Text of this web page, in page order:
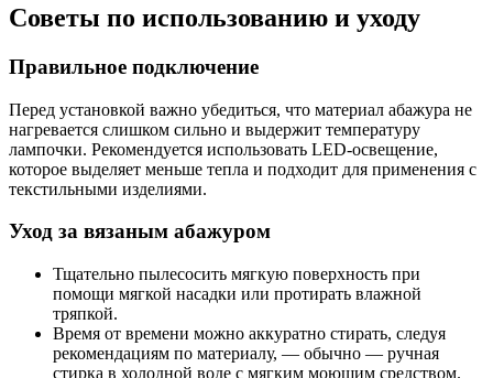
Советы по использованию и уходу
Правильное подключение
Перед установкой важно убедиться, что материал абажура не
нагревается слишком сильно и выдержит температуру
лампочки. Рекомендуется использовать LED-освещение,
которое выделяет меньше тепла и подходит для применения с
текстильными изделиями.
Уход за вязаным абажуром
Тщательно пылесосить мягкую поверхность при
помощи мягкой насадки или протирать влажной
тряпкой.
Время от времени можно аккуратно стирать, следуя
рекомендациям по материалу, — обычно — ручная
стирка в холодной воде с мягким моющим средством.